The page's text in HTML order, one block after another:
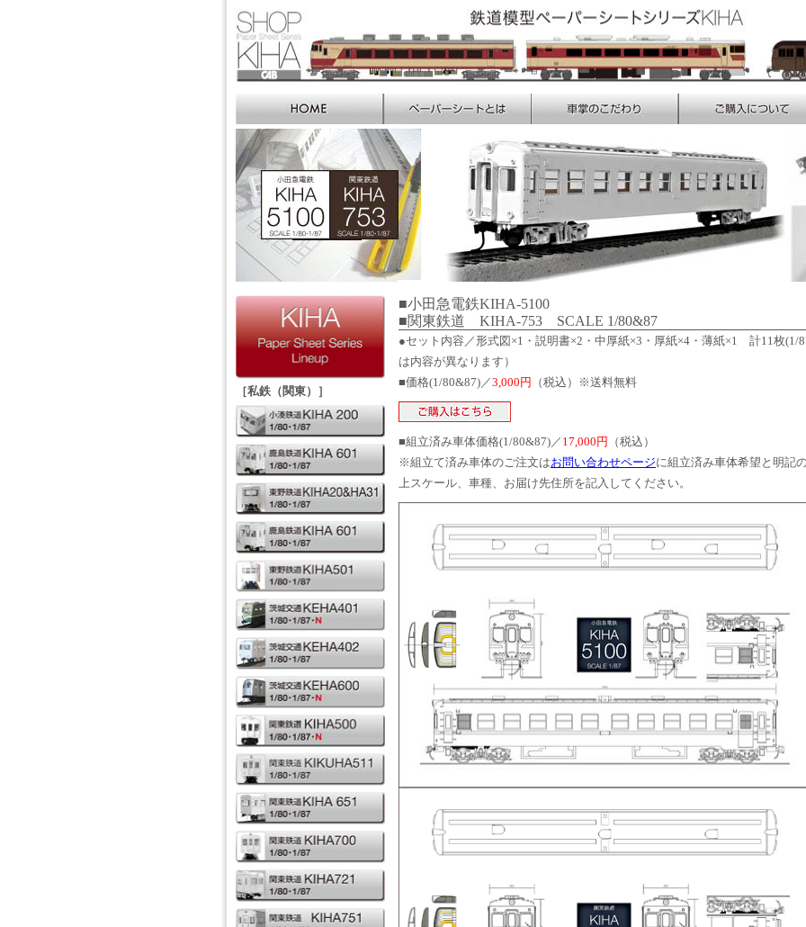
■小田急電鉄KIHA-5100
■関東鉄道 KIHA-753 SCALE 1/80&87
●セット内容／形式図×1・説明書×2・中厚紙×3・厚紙×4・薄紙×1 計11枚(1/
は内容が異なります）
■価格(1/80&87)／3,000円 （税込）※送料無料
■組立済み車体価格(1/80&87)／ 17,000円
（税込）
※組立て済み車体のご注文はお問い合わせページに組立済み車体希望と明記
上スケール、車種、お届け先住所を記入してください。
［私鉄（関東）］